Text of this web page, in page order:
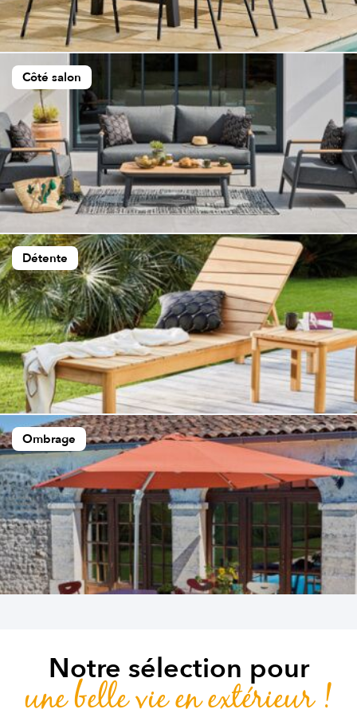
Côté salon
Détente
Ombrage
Notre sélection pour
une belle vie en extérieur !